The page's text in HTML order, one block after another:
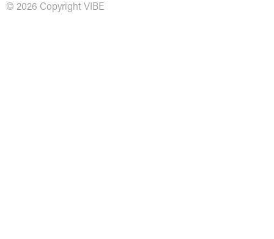
© 2026 Copyright VIBE